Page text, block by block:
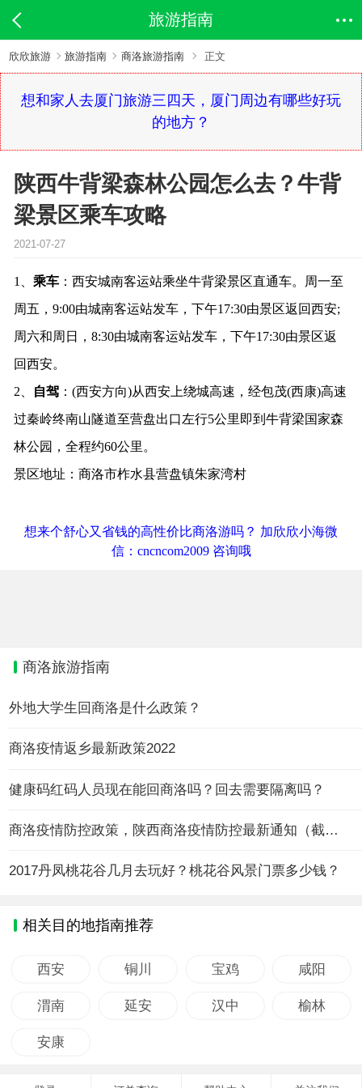
旅游指南
欣欣旅游 旅游指南 商洛旅游指南 正文
想和家人去厦门旅游三四天，厦门周边有哪些好玩
的地方？
陕西牛背梁森林公园怎么去？牛背
梁景区乘车攻略
2021-07-27
1、 乘车：西安城南客运站乘坐牛背梁景区直通车。周一至
周五，9:00由城南客运站发车，下午17:30由景区返回西安;
周六和周日，8:30由城南客运站发车，下午17:30由景区返
回西安。
2、
自驾：(西安方向)从西安上绕城高速，经包茂(西康)高速
过秦岭终南山隧道至营盘出口左行5公里即到牛背梁国家森
林公园，全程约60公里。
景区地址：商洛市柞水县营盘镇朱家湾村
想来个舒心又省钱的高性价比商洛游吗？ 加欣欣小海微
信：cncncom2009 咨询哦
商洛旅游指南
外地大学生回商洛是什么政策？
商洛疫情返乡最新政策2022
健康码红码人员现在能回商洛吗？回去需要隔离吗？
商洛疫情防控政策，陕西商洛疫情防控最新通知（截止8月3日）
2017丹凤桃花谷几月去玩好？桃花谷风景门票多少钱？
相关目的地指南推荐
西安 铜川 宝鸡 咸阳
渭南 延安 汉中 榆林
安康